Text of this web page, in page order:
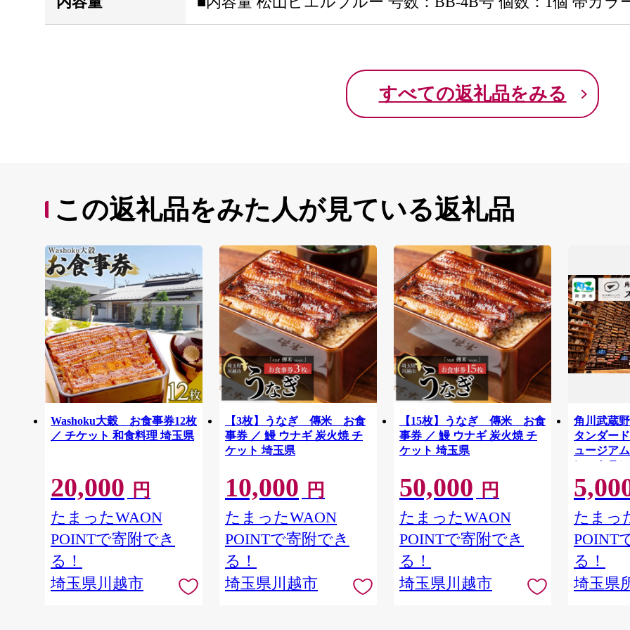
すべての返礼品をみる
この返礼品をみた人が見ている返礼品
Washoku大穀 お食事券12枚
／ チケット 和食料理 埼玉県
20,000 円
たまったWAON
POINTで寄附でき
る！
埼玉県川越市
【3枚】うなぎ 傳米 お食
事券 ／ 鰻 ウナギ 炭火焼 チ
ケット 埼玉県
10,000 円
たまったWAON
POINTで寄附でき
る！
埼玉県川越市
【15枚】うなぎ 傳米 お食
事券 ／ 鰻 ウナギ 炭火焼 チ
ケット 埼玉県
50,000 円
たまったWAON
POINTで寄附でき
る！
埼玉県川越市
角川武蔵
タンダー
ュージア
レストラ
物館 アー
学 角川
品 本棚
隈研吾 チ
市
たまっ
POINT
る！
埼玉県